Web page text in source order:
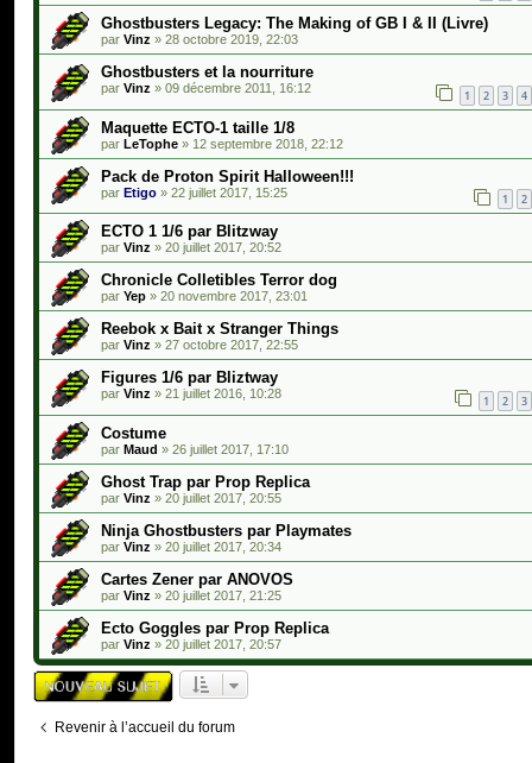
Ghostbusters Legacy: The Making of GB I & II (Livre)
par Vinz » 28 octobre 2019, 22:03
Ghostbusters et la nourriture
par Vinz » 09 décembre 2011, 16:12 1 2 3 4
Maquette ECTO-1 taille 1/8
par LeTophe » 12 septembre 2018, 22:12
Pack de Proton Spirit Halloween!!!
par Etigo » 22 juillet 2017, 15:25 1 2
ECTO 1 1/6 par Blitzway
par Vinz » 20 juillet 2017, 20:52
Chronicle Colletibles Terror dog
par Yep » 20 novembre 2017, 23:01
Reebok x Bait x Stranger Things
par Vinz » 27 octobre 2017, 22:55
Figures 1/6 par Bliztway
par Vinz » 21 juillet 2016, 10:28 1 2 3
Costume
par Maud » 26 juillet 2017, 17:10
Ghost Trap par Prop Replica
par Vinz » 20 juillet 2017, 20:55
Ninja Ghostbusters par Playmates
par Vinz » 20 juillet 2017, 20:34
Cartes Zener par ANOVOS
par Vinz » 20 juillet 2017, 21:25
Ecto Goggles par Prop Replica
par Vinz » 20 juillet 2017, 20:57
Revenir à l’accueil du forum